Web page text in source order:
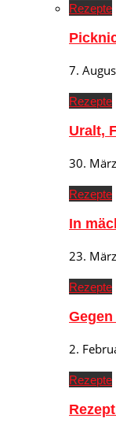
Rezepte
7.
Rezepte
Uralt,
30.
Rezepte
In
23.
Rezepte
2.
Rezepte